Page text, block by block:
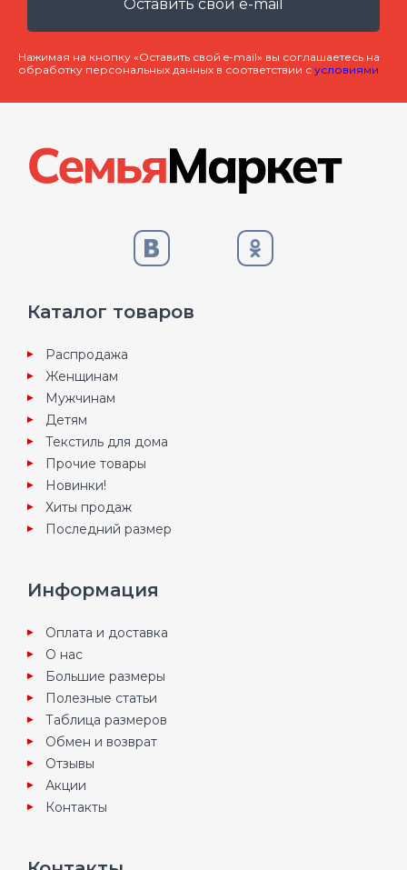
Оставить свой e-mail
Нажимая на кнопку «Оставить свой e-mail» вы соглашаетесь на
обработку персональных данных в соответствии с условиями
Каталог товаров
Распродажа
Женщинам
Мужчинам
Детям
Текстиль для дома
Прочие товары
Новинки!
Хиты продаж
Последний размер
Информация
Оплата и доставка
О нас
Большие размеры
Полезные статьи
Таблица размеров
Обмен и возврат
Отзывы
Акции
Контакты